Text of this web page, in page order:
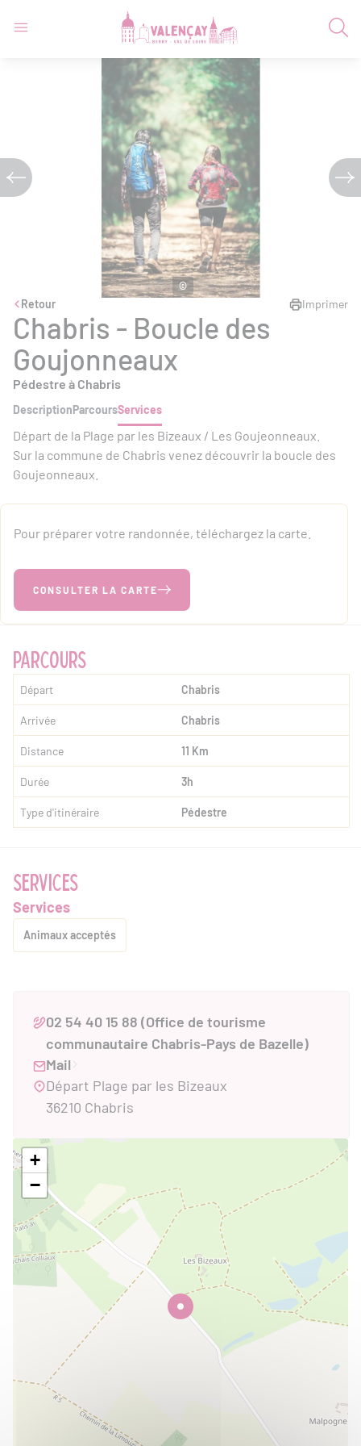
©
Retour Imprimer
Chabris - Boucle des
Goujonneaux
Pédestre à Chabris
DescriptionParcoursServices
Départ de la Plage par les Bizeaux / Les Goujeonneaux.
Sur la commune de Chabris venez découvrir la boucle des
Goujeonneaux.
Pour préparer votre randonnée, téléchargez la carte.
CONSULTER LA CARTE
PARCOURS
Départ Chabris
Arrivée Chabris
Distance 11 Km
Durée 3h
Type d'itinéraire Pédestre
SERVICES
Services
Animaux acceptés
02 54 40 15 88 (Office de tourisme
communautaire Chabris-Pays de Bazelle)
Mail
Départ Plage par les Bizeaux
36210 Chabris
+
−